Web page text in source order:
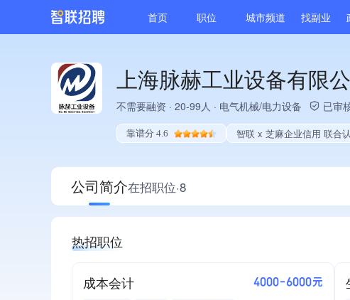
首页 职位 城市频道 找副业
上海脉赫工业设备有限
不需要融资 · 20-99人 · 电气机械/电力设备 已审
靠谱分 4.6 智联 x 芝麻企业信用 联合
公司简介在招职位·8
热招职位
成本会计 4000-6000元